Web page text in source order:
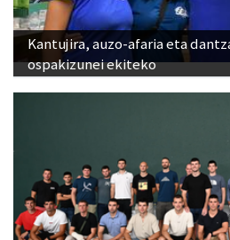
Kantujira, auzo-afaria eta
ospakizunei ekiteko